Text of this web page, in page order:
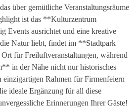
über gemütliche Veranstaltungsräume
ist das **Kulturzentrum
Events ausrichtet und eine kreative
Natur liebt, findet im **Stadtpark
für Freiluftveranstaltungen, während
in der Nähe nicht nur historisches
einzigartigen Rahmen für Firmenfeiern
ideale Ergänzung für all diese
Erinnerungen Ihrer Gäste!